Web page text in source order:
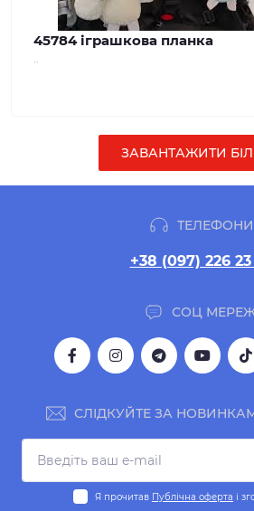
45784 іграшкова планка
ЗАВАНТАЖИТИ
+38 (097) 226
СОЦ
СЛІДКУЙТЕ ЗА
Я прочитав Публічна оферта і